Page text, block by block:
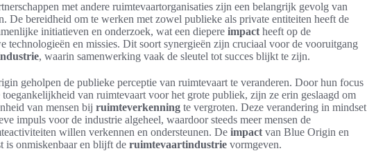
met andere ruimtevaartorganisaties zijn een belangrijk gevolg van
De bereidheid om te werken met zowel publieke als private entiteiten heeft de
initiatieven en onderzoek, wat een diepere impact heeft op de
technologieën en missies. Dit soort synergieën zijn cruciaal voor de vooruitgang
, waarin samenwerking vaak de sleutel tot succes blijkt te zijn.
geholpen de publieke perceptie van ruimtevaart te veranderen. Door hun focus
toegankelijkheid van ruimtevaart voor het grote publiek, zijn ze erin geslaagd om
van mensen bij ruimteverkenning te vergroten. Deze verandering in mindset
impuls voor de industrie algeheel, waardoor steeds meer mensen de
willen verkennen en ondersteunen. De impact van Blue Origin en
is onmiskenbaar en blijft de ruimtevaartindustrie vormgeven.